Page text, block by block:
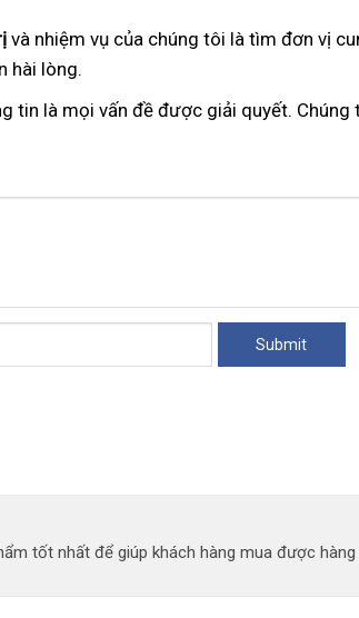
khách
hàng
và nhiệm vụ của chúng tôi bảng
là tìm đơn vị
hài lòngchuyên
nghiệp
.
tin kiểm
là mọi vấn đề được giải quyếttrong
.
tốt nhất để giúp khách hàng mua được